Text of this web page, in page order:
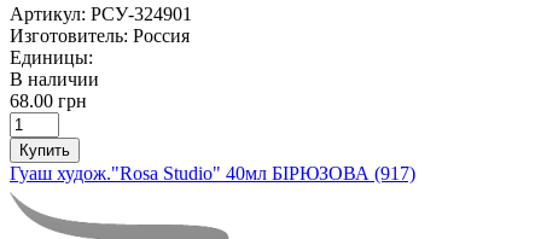
Артикул: РСУ-324901
Изготовитель: Россия
Единицы:
В наличии
68.00 грн
Купить
Гуаш худож."Rosa Studio" 40мл БІРЮЗОВА (917)